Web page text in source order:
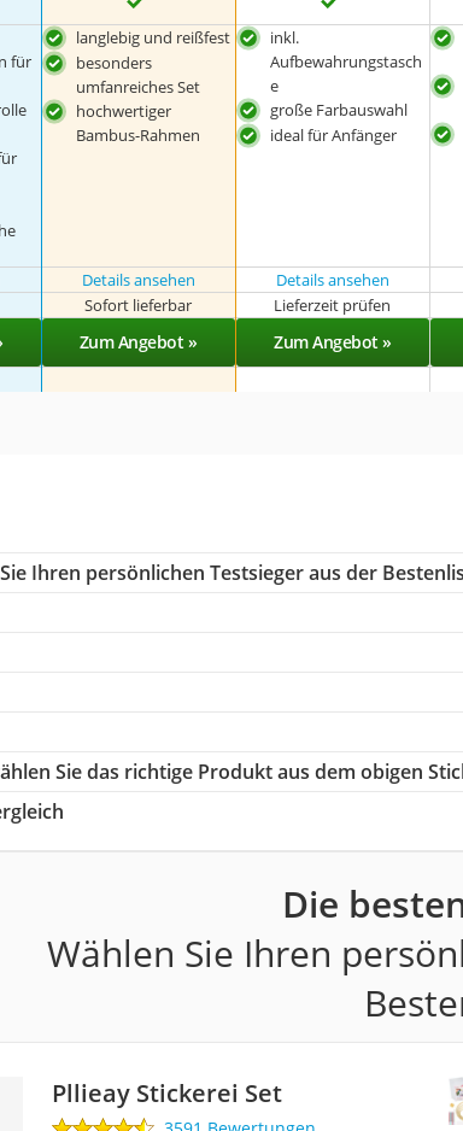
für
langlebig und reißfest
besonders
umfanreiches Set
hochwertiger
Bambus-Rahmen
inkl.
Aufbewahrungstasch
e
große Farbauswahl
ideal für Anfänger
Details ansehen Details ansehen
Sofort lieferbar Lieferzeit prüfen
Zum Angebot » Zum Angebot »
Ihren persönlichen Testsieger aus der
Sie das richtige Produkt aus dem obigen
Die
Wählen Sie Ihren
Pllieay Stickerei Set